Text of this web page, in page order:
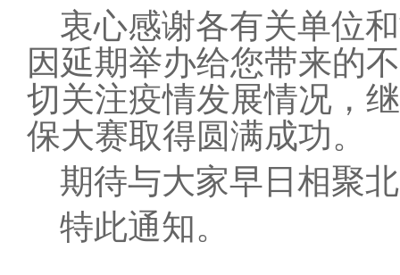
衷心感谢各有关单位
因延期举办给您带来的
切关注疫情发展情况，
保大赛取得圆满成功。
期待与大家早日相聚
特此通知。